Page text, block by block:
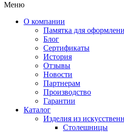
Меню
О компании
Памятка для
Блог
Сертификаты
История
Отзывы
Новости
Партнерам
Производство
Гарантии
Каталог
Изделия из
Столешницы